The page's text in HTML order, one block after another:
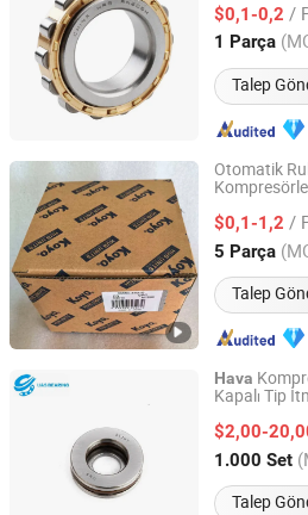
$0,1-0,2 /
1 Parça
Talep
Shandong, China
Otomatik
Tekerlek
NACHI Snr
$0,1-1,2 /
5 Parça
Talep
Shanghai Ruomi Bearing Co., Ltd.
Shandong, China
Hava
Kapalı Tip
$2,00-
1.000 Set
Talep
Wuhu Yuchi Bearing Co., Ltd.
Zhejiang, China Fiyat